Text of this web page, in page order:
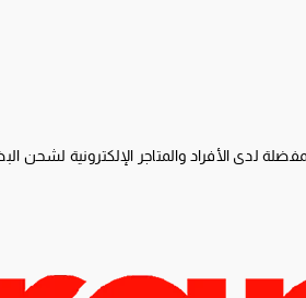
لدى الأفراد والمتاجر الإلكترونية لشحن